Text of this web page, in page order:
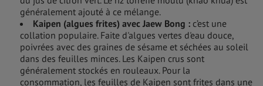
généralement ajouté à ce mélange.
Kaipen (algues frites) avec Jaew Bong : c’est une
collation populaire. Faite d'algues vertes d'eau douce,
poivrées avec des graines de sésame et séchées au soleil
dans des feuilles minces. Les Kaipen crus sont
généralement stockés en rouleaux. Pour la
consommation, les feuilles de Kaipen sont frites dans une